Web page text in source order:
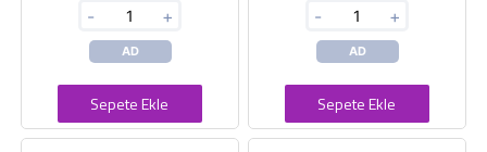
- +
AD
Sepete Ekle
- +
AD
Sepete Ekle